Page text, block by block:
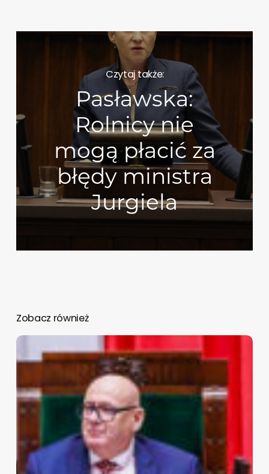
Czytaj także:
Pasławska:
Rolnicy nie
mogą płacić za
błędy ministra
Jurgiela
Zobacz również